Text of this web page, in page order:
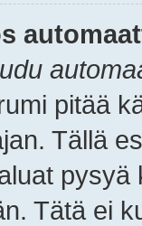
pitää
Tällä
Tätä ei